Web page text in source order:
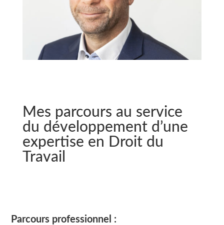
Mes parcours au service
du développement d’une
expertise en Droit du
Travail
Parcours professionnel :